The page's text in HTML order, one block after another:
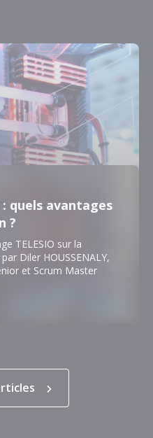
quels avantages
?
TELESIO sur la
Diler HOUSSENALY,
et Scrum Master